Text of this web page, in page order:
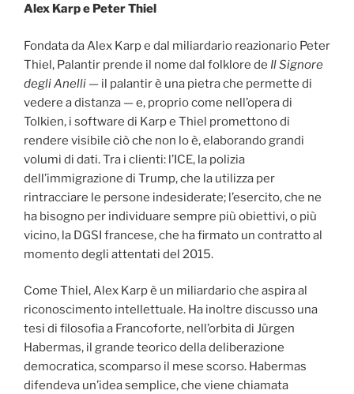
Alex Karp e Peter Thiel
Fondata da Alex Karp e dal miliardario reazionario Peter
Thiel, Palantir prende il nome dal folklore de Il Signore
degli Anelli — il palantir è una pietra che permette di
vedere a distanza — e, proprio come nell’opera di
Tolkien, i software di Karp e Thiel promettono di
rendere visibile ciò che non lo è, elaborando grandi
volumi di dati. Tra i clienti: l’ICE, la polizia
dell’immigrazione di Trump, che la utilizza per
rintracciare le persone indesiderate; l’esercito, che ne
ha bisogno per individuare sempre più obiettivi, o più
vicino, la DGSI francese, che ha firmato un contratto al
momento degli attentati del 2015.
Come Thiel, Alex Karp è un miliardario che aspira al
riconoscimento intellettuale. Ha inoltre discusso una
tesi di filosofia a Francoforte, nell’orbita di Jürgen
Habermas, il grande teorico della deliberazione
democratica, scomparso il mese scorso. Habermas
difendeva un’idea semplice, che viene chiamata